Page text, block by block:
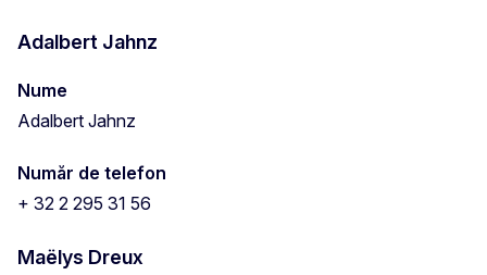
Adalbert Jahnz
Nume
Adalbert Jahnz
Număr de telefon
+ 32 2 295 31 56
Maëlys Dreux